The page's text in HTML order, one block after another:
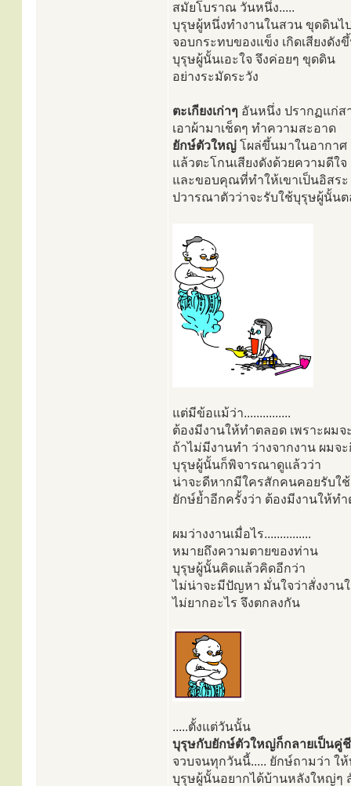
สมัยโบราณ วันหนึ่ง.....
บุรุษผู้หนึ่งทำงานในสวน ขุดดินไป
จอบกระทบของแข็ง เกิดเสียงดัง
บุรุษผู้นั้นเอะใจ จึงค่อยๆ ขุดดิน
อย่างระมัดระวัง
ตะเกียงเก่าๆ อันหนึ่ง ปรากฏแก่ส
เอาผ้ามาเช็ดๆ ทำความสะอาด
ยักษ์ตัวใหญ่ โผล่ขึ้นมาในอากาศ
แล้วตะโกนเสียงดังด้วยความดีใจ
และขอบคุณที่ทำให้เขาเป็นอิสระ
ปวารณาตัวว่าจะรับใช้บุรุษผู้นั้นต
แต่มีข้อแม้ว่า...............
ต้องมีงานให้ทำตลอด เพราะผมจ
ถ้าไม่มีงานทำ ว่างจากงาน ผมจ
บุรุษผู้นั้นก็พิจารณาดูแล้วว่า
น่าจะดีหากมีใครสักคนคอยรับใช้
ยักษ์ย้ำอีกครั้งว่า ต้องมีงานให้ท
ผมว่างงานเมื่อไร...............
หมายถึงความตายของท่าน
บุรุษผู้นั้นคิดแล้วคิดอีกว่า
ไม่น่าจะมีปัญหา มั่นใจว่าสั่งงาน
ไม่ยากอะไร จึงตกลงกัน
.....ตั้งแต่วันนั้น
บุรุษกับยักษ์ตัวใหญ่ก็กลายเป็นคู่
จวบจนทุกวันนี้..... ยักษ์ถามว่า ใ
บุรุษผู้นั้นอยากได้บ้านหลังใหญ่ๆ